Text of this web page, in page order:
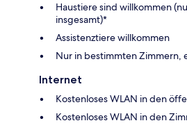
Haustiere sind willkommen
insgesamt)*
Assistenztiere willkommen
Nur in bestimmten Zimmern,
Internet
Kostenloses WLAN in den
Kostenloses WLAN in den